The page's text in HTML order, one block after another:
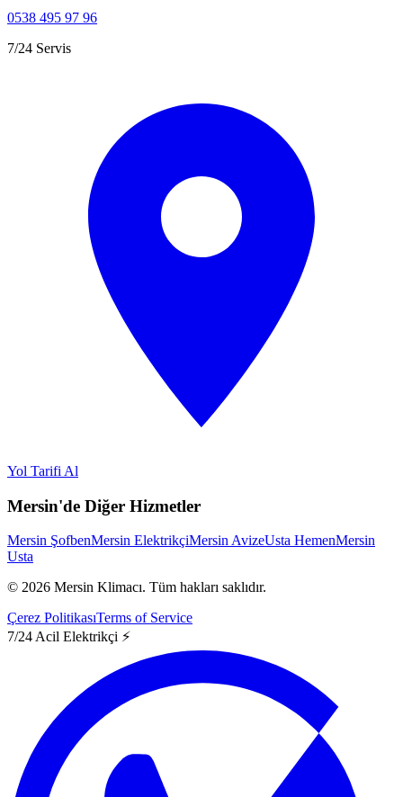
0538 495 97 96
7/24 Servis
Yol Tarifi Al
Mersin'de Diğer Hizmetler
Mersin ŞofbenMersin ElektrikçiMersin AvizeUsta HemenMersin
Usta
© 2026 Mersin Klimacı. Tüm hakları saklıdır.
Çerez PolitikasıTerms of Service
7/24 Acil Elektrikçi ⚡